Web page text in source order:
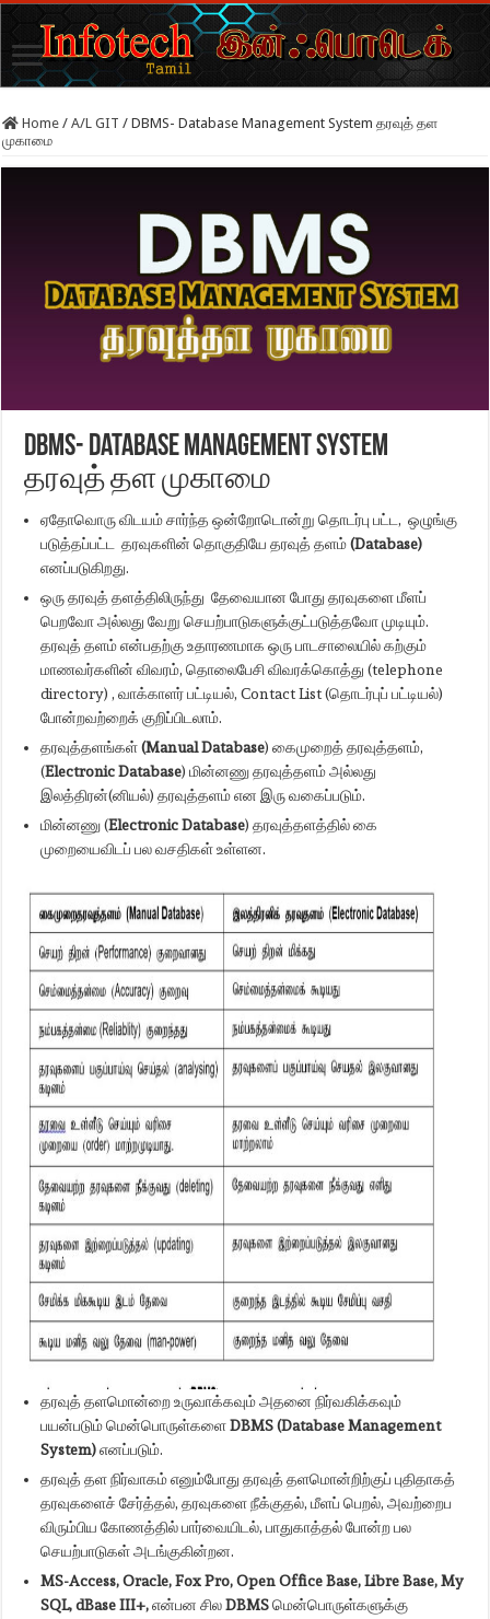
Home / A/L GIT / DBMS- Database Management System தரவுத் தள
முகாமை
DBMS- Database Management System
தரவுத் தள முகாமை
ஏதோவொரு விடயம் சார்ந்த ஒன்றோடொன்று தொடர்பு பட்ட, ஒழுங்கு
படுத்தப்பட்ட தரவுகளின் தொகுதியே தரவுத் தளம்(Database)
எனப்படுகிறது.
ஒரு தரவுத் தளத்திலிருந்து தேவையான போது தரவுகளை மீளப்
பெறவோ அல்லது வேறு செயற்பாடுகளுக்குட்படுத்தவோ முடியும்.
தரவுத் தளம் என்பதற்கு உதாரணமாக ஒரு பாடசாலையில் கற்கும்
மாணவர்களின் விவரம், தொலைபேசி விவரக்கொத்து (telephone
directory) , வாக்காளர் பட்டியல், Contact List (தொடர்புப் பட்டியல்)
போன்றவற்றைக் குறிப்பிடலாம்.
தரவுத்தளங்கள்(Manual Database) கைமுறைத் தரவுத்தளம்,
(Electronic Database) மின்னணு தரவுத்தளம் அல்லது
இலத்திரன்(னியல்) தரவுத்தளம் என இரு வகைப்படும்.
மின்னணு (Electronic Database) தரவுத்தளத்தில் கை
முறையைவிடப் பல வசதிகள் உள்ளன.
தரவுத் தளமொன்றை உருவாக்கவும் அதனை நிர்வகிக்கவும்
பயன்படும் மென்பொருள்களைDBMS (Database Management
System)எனப்படும்.
தரவுத் தள நிர்வாகம் எனும்போது தரவுத் தளமொன்றிற்குப் புதிதாகத்
தரவுகளைச் சேர்த்தல், தரவுகளை நீக்குதல், மீளப் பெறல், அவற்றைப
விரும்பிய கோணத்தில் பார்வையிடல், பாதுகாத்தல் போன்ற பல
செயற்பாடுகள் அடங்குகின்றன.
MS-Access, Oracle, Fox Pro, Open Office Base, Libre Base, My
SQL, dBase III+,என்பன சிலDBMSமென்பொருள்களுக்கு